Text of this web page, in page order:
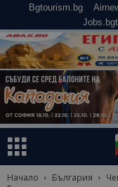
Bgtourism.bg
Начало България